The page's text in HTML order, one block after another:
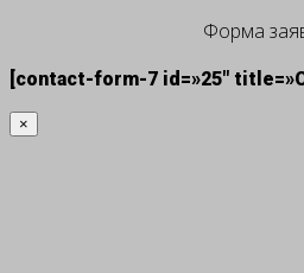
Форма
[contact-form-7 id=»25″
×